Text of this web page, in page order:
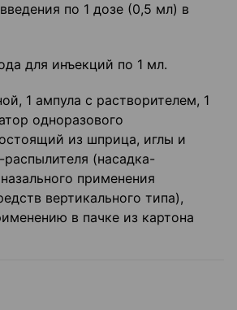
по 1 дозе (0,5 мл) в
для инъекций по 1 мл.
1 ампула с растворителем, 1
одноразового
из шприца, иглы и
(насадка-
применения
вертикального типа),
в пачке из картона